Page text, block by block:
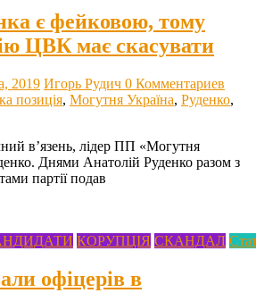
є фейковою, тому
ЦВК має скасувати
2019 Игорь Рудич 0 Комментариев
позиція, Могутня Україна, Руденко,
в’язень, лідер ПП «Могутня
Днями Анатолій Руденко разом з
партії подав
КОРУПЦІЯ СКАНДАЛ
офіцерів в